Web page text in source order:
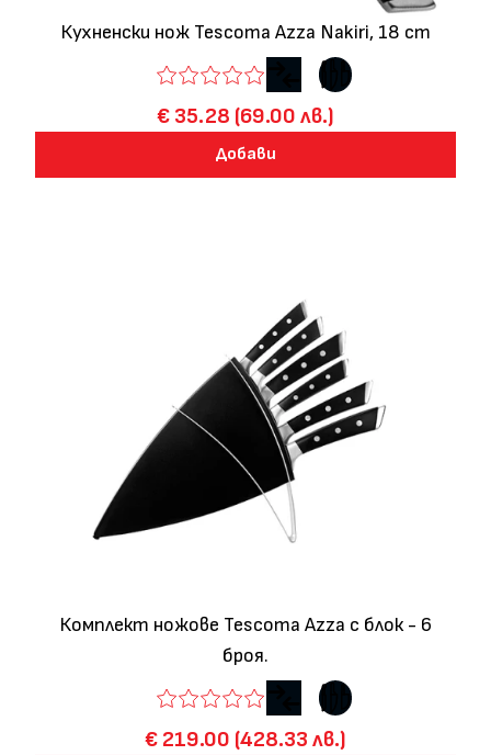
Кухненски нож Tescoma Azza Nakiri, 18 cm
€ 35.28 (69.00 лв.)
Добави
Комплект ножове Tescoma Azza с блок - 6
броя.
€ 219.00 (428.33 лв.)